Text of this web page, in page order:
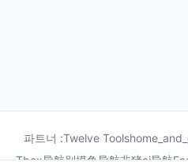
파트너 :Twelve Tools